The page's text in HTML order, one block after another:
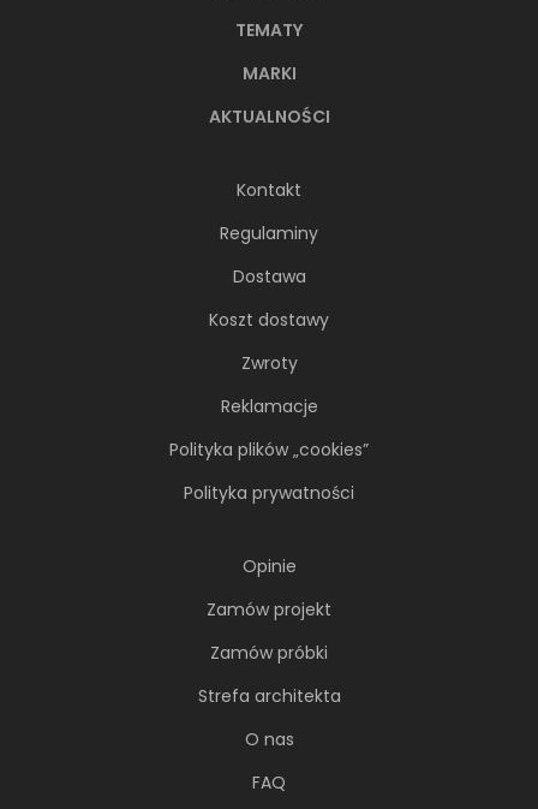
TEMATY
MARKI
AKTUALNOŚCI
Kontakt
Regulaminy
Dostawa
Koszt dostawy
Zwroty
Reklamacje
Polityka plików „cookies”
Polityka prywatności
Opinie
Zamów projekt
Zamów próbki
Strefa architekta
O nas
FAQ